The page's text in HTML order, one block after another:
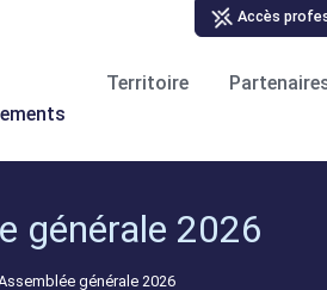
Accès
Territoire
générale 2026
générale 2026